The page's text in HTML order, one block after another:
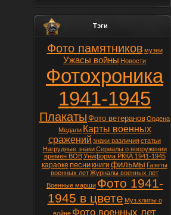
Тэги
Фото памятников музеи
Ужасы войны Новости
Фотохроника
1941-1945
Плакаты Фото ветерановОрдена
Медали Карты военных
сражений знаки различиястатьи
Нагрудные знаки Сериалы о вооружении
времен ВОВ Униформа РККА 1941-1945
караоке песникниги фильмы Газеты
военных летЖурналы военных лет
Военные марши Фото 1941-
1945 в цвете Муз.клипы о
войне Фото военных лет